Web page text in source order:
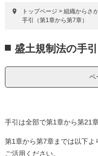
トップページ > 組織からさ
手引（第1章から第7章）
文 盛土規制法の手
ペ
手引は全部で第1章から第21
第1章から第7章までは以下よ
ご活用ください。